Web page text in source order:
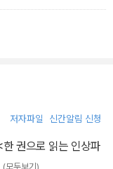
자연의 복잡한 형상을
저자파일 신간알림 신청
한 권으로 읽는 인상파
(모두보기)